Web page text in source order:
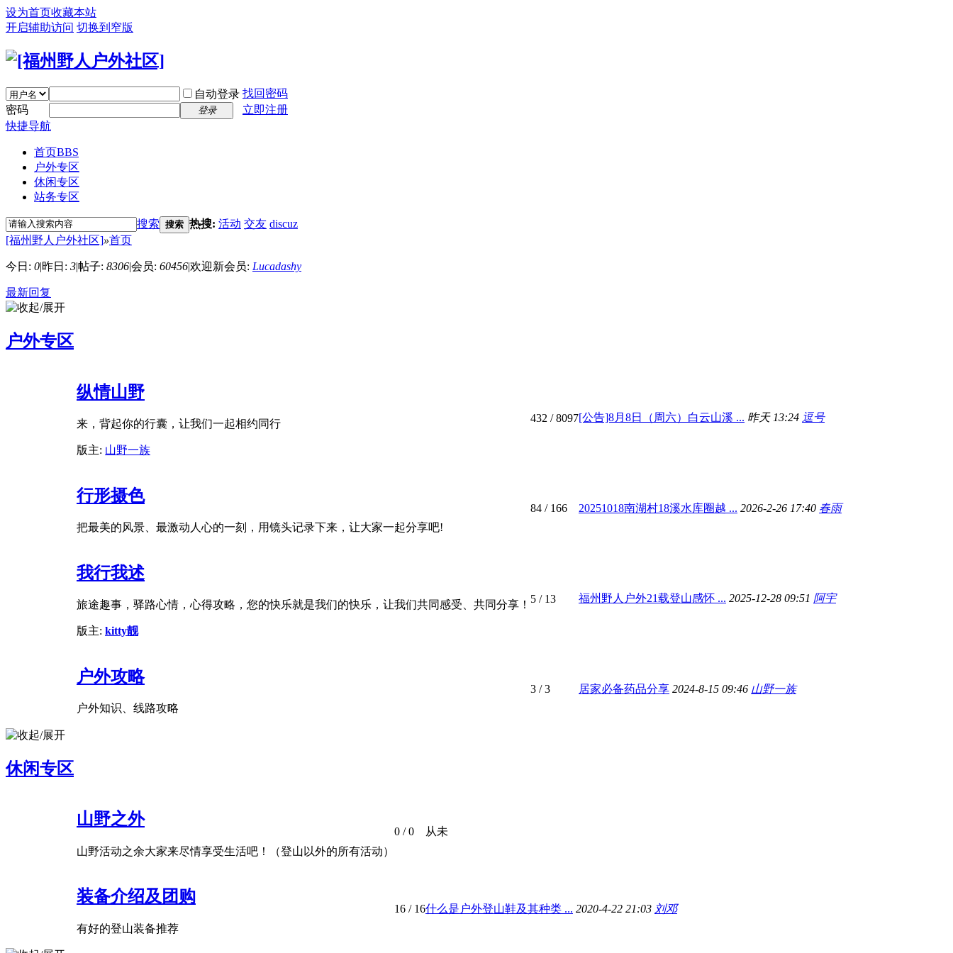
设为首页收藏本站
开启辅助访问 切换到窄版
自动登录 找回密码
密码
登录
立即注册
快捷导航
首页BBS
户外专区
休闲专区
站务专区
搜索 搜索 热搜: 活动 交友 discuz
[福州野人户外社区]»首页
今日: 0|昨日: 3|帖子: 8306|会员: 60456|欢迎新会员: Lucadashy
最新回复
户外专区
纵情山野
来，背起你的行囊，让我们一起相约同行
版主: 山野一族
432 / 8097[公告]8月8日（周六）白云山溪 ... 昨天 13:24 逗号
行形摄色
把最美的风景、最激动人心的一刻，用镜头记录下来，让大家一起分享吧!
84 / 166 20251018南湖村18溪水库圈越 ... 2026-2-26 17:40 春雨
我行我述
旅途趣事，驿路心情，心得攻略，您的快乐就是我们的快乐，让我们共同感受、共同分享！
版主: kitty靓
5 / 13 福州野人户外21载登山感怀 ... 2025-12-28 09:51 阿宇
户外攻略
户外知识、线路攻略
3 / 3 居家必备药品分享 2024-8-15 09:46 山野一族
休闲专区
山野之外
山野活动之余大家来尽情享受生活吧！（登山以外的所有活动）
0 / 0 从未
装备介绍及团购
有好的登山装备推荐
16 / 16什么是户外登山鞋及其种类 ... 2020-4-22 21:03 刘邓